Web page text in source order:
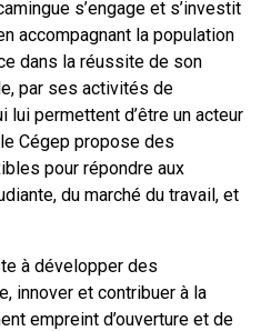
s’engage et s’investit
accompagnant la population
dans la réussite de son
par ses activités de
permettent d’être un acteur
Cégep propose des
pour répondre aux
du marché du travail, et
à développer des
innover et contribuer à la
empreint d’ouverture et de